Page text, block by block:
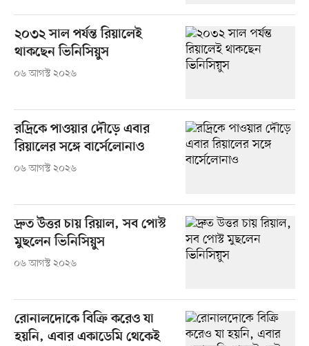
২০৩২ সাল পর্যন্ত রিয়ালেই
থাকছেন ভিনিসিয়ুস
০৬ আগস্ট ২০২৬
রদ্রিকে পাওয়ার দৌড়ে এবার
রিয়ালের সঙ্গে বার্সেলোনাও
০৬ আগস্ট ২০২৬
দ্রুত উত্তর চায় রিয়াল, সব পোস্ট
মুছলেন ভিনিসিয়ুস
০৬ আগস্ট ২০২৬
রোনালদোকে বিক্রি করেও যা
হয়নি, এবার একাডেমি থেকেই